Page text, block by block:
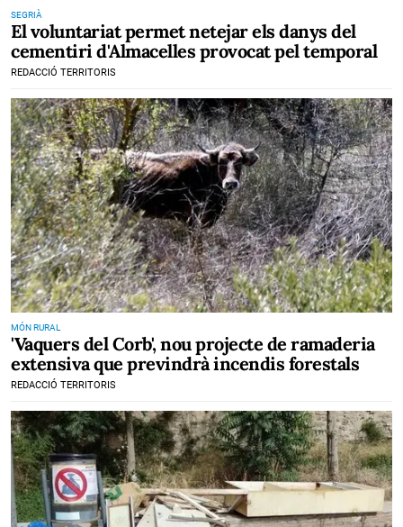
SEGRIÀ
El voluntariat permet netejar els danys del
cementiri d'Almacelles provocat pel temporal
REDACCIÓ TERRITORIS
MÓN RURAL
'Vaquers del Corb', nou projecte de ramaderia
extensiva que previndrà incendis forestals
REDACCIÓ TERRITORIS